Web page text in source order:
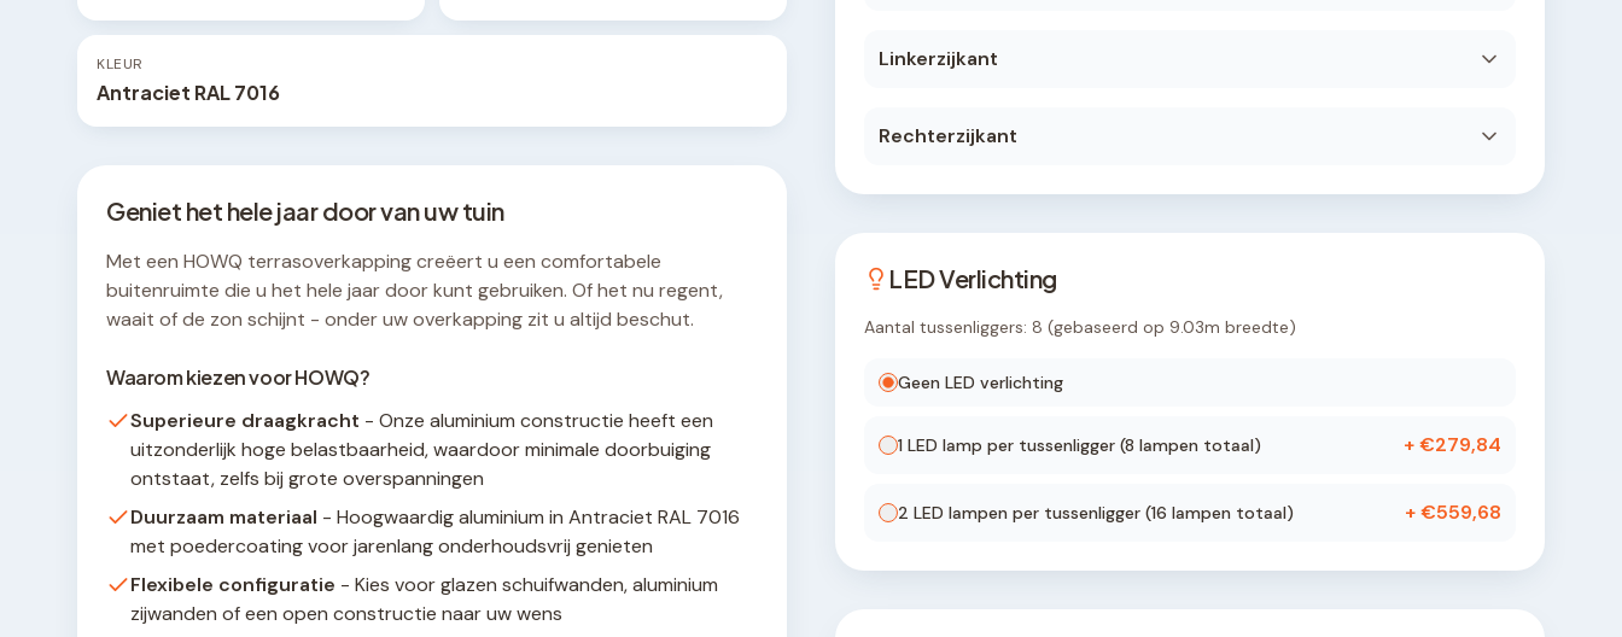
KLEUR
Antraciet RAL 7016
Geniet het hele jaar door van uw tuin
Met een HOWQ terrasoverkapping creëert u een comfortabele
buitenruimte die u het hele jaar door kunt gebruiken. Of het nu regent,
waait of de zon schijnt - onder uw overkapping zit u altijd beschut.
Waarom kiezen voor HOWQ?
Superieure draagkracht - Onze aluminium constructie heeft een
uitzonderlijk hoge belastbaarheid, waardoor minimale doorbuiging
ontstaat, zelfs bij grote overspanningen
Duurzaam materiaal - Hoogwaardig aluminium in Antraciet RAL 7016
met poedercoating voor jarenlang onderhoudsvrij genieten
Flexibele configuratie - Kies voor glazen schuifwanden, aluminium
zijwanden of een open constructie naar uw wens
Linkerzijkant
Rechterzijkant
LED Verlichting
Aantal tussenliggers: 8 (gebaseerd op 9.03m breedte)
Geen LED verlichting
1 LED lamp per tussenligger (8 lampen totaal) + €279,84
2 LED lampen per tussenligger (16 lampen totaal) + €559,68